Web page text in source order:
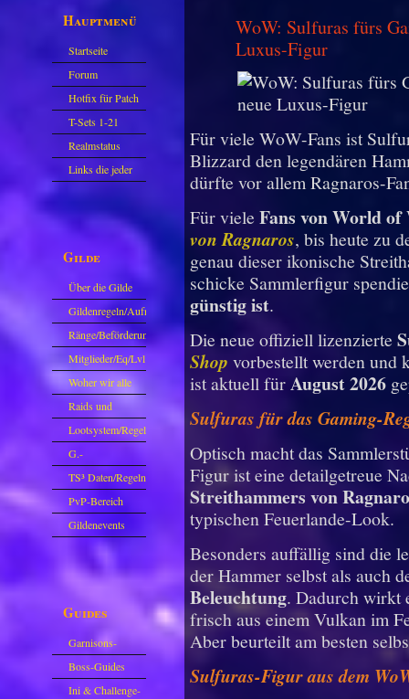
Hauptmenü
Startseite
Forum
Hotfix für Patch
11.X
T-Sets 1-21
Realmstatus
Links die jeder
Oder nicht?
Gilde
Über die Gilde
(DAW)
Gildenregeln/Aufnahme
Ränge/Beförderungen
Mitglieder/Eq/Lvl
Woher wir alle
kommen.
Raids und
Zubehör
Lootsystem/Regeln
G.-
Sparkasse/Goldleihen
TS³ Daten/Regeln
PvP-Bereich
Gildenevents
Guides
Garnisons-
Guides
Boss-Guides
Ini & Challenge-
WoW: Sulfuras fürs
Luxus-Figur
Für viele WoW-Fans ist
Blizzard den legendären
dürfte vor allem Ragnaros-
Für viele Fans von World
von Ragnaros, bis heute zu
genau dieser ikonische
schicke Sammlerfigur
günstig ist.
Die neue offiziell lizenzierte
Shop vorbestellt werden und
ist aktuell fürAugust 2026
Sulfuras für das Gaming-
Optisch macht das
Figur ist eine detailgetreue
Streithammers von
typischen Feuerlande-Look.
Besonders auffällig sind die
der Hammer selbst als auch
Beleuchtung. Dadurch wirkt
frisch aus einem Vulkan im
Aber beurteilt am besten
Sulfuras-Figur aus dem